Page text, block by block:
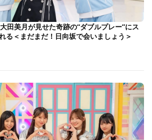
田美月が見せた奇跡の“ダブルプレー”にス
る＜まだまだ！日向坂で会いましょう＞